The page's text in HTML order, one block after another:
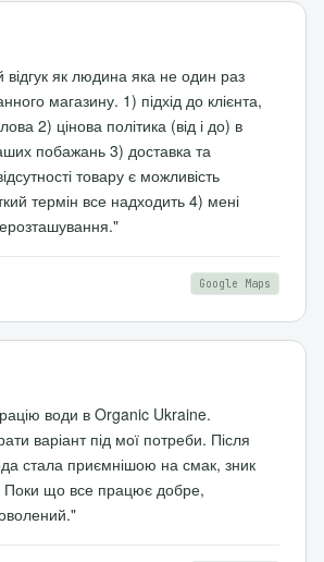
як людина яка не один раз
магазину. 1) підхід до клієнта,
2) цінова політика (від і до) в
побажань 3) доставка та
товару є можливість
термін все надходить 4) мені
Google Maps
води в Organic Ukraine.
варіант під мої потреби. Після
стала приємнішою на смак, зник
Поки що все працює добре,